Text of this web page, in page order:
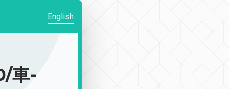
English
車-